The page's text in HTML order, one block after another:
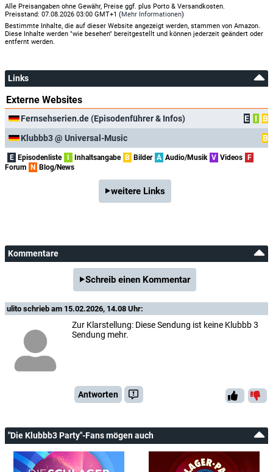
Alle Preisangaben ohne Gewähr, Preise ggf. plus Porto & Versandkosten.
Preisstand: 07.08.2026 03:00 GMT+1 (Mehr Informationen)
Bestimmte Inhalte, die auf dieser Website angezeigt werden, stammen von Amazon.
Diese Inhalte werden "wie besehen" bereitgestellt und können jederzeit geändert oder
entfernt werden.
Links
Externe Websites
Fernsehserien.de (Episodenführer & Infos) E I
B
Klubbb3 @ Universal-Music
B
E Episodenliste Inhaltsangabe B Bilder A Audio/Musik V Videos
F
Forum
N Blog/News
weitere Links
Kommentare
Schreib einen Kommentar
ulito schrieb am 15.02.2026, 14.08 Uhr:
Zur Klarstellung: Diese Sendung ist keine Klubbb 3
Sendung mehr.
Antworten
"Die Klubbb3 Party"-Fans mögen auch